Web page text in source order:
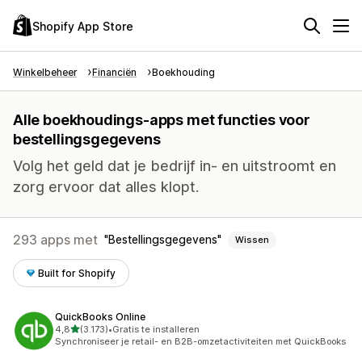
Shopify App Store
Winkelbeheer Financiën Boekhouding
Alle boekhoudings-apps met functies voor
bestellingsgegevens
Volg het geld dat je bedrijf in- en uitstroomt en
zorg ervoor dat alles klopt.
293 apps met Bestellingsgegevens Wissen
Built for Shopify
QuickBooks Online
4,8van 5 sterren
(3.173)
3173 recensies in totaal
•Gratis te installeren
Synchroniseer je retail- en B2B-omzetactiviteiten met QuickBooks